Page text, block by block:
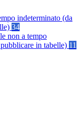
indeterminato (da
34
non a tempo
in tabelle) 11